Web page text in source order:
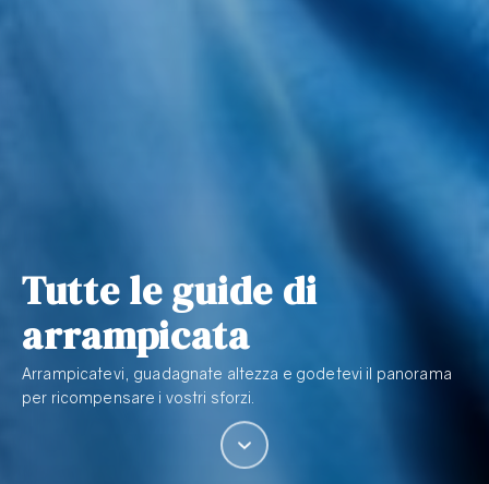
Tutte le guide di
arrampicata
Arrampicatevi, guadagnate altezza e godetevi il panorama
per ricompensare i vostri sforzi.